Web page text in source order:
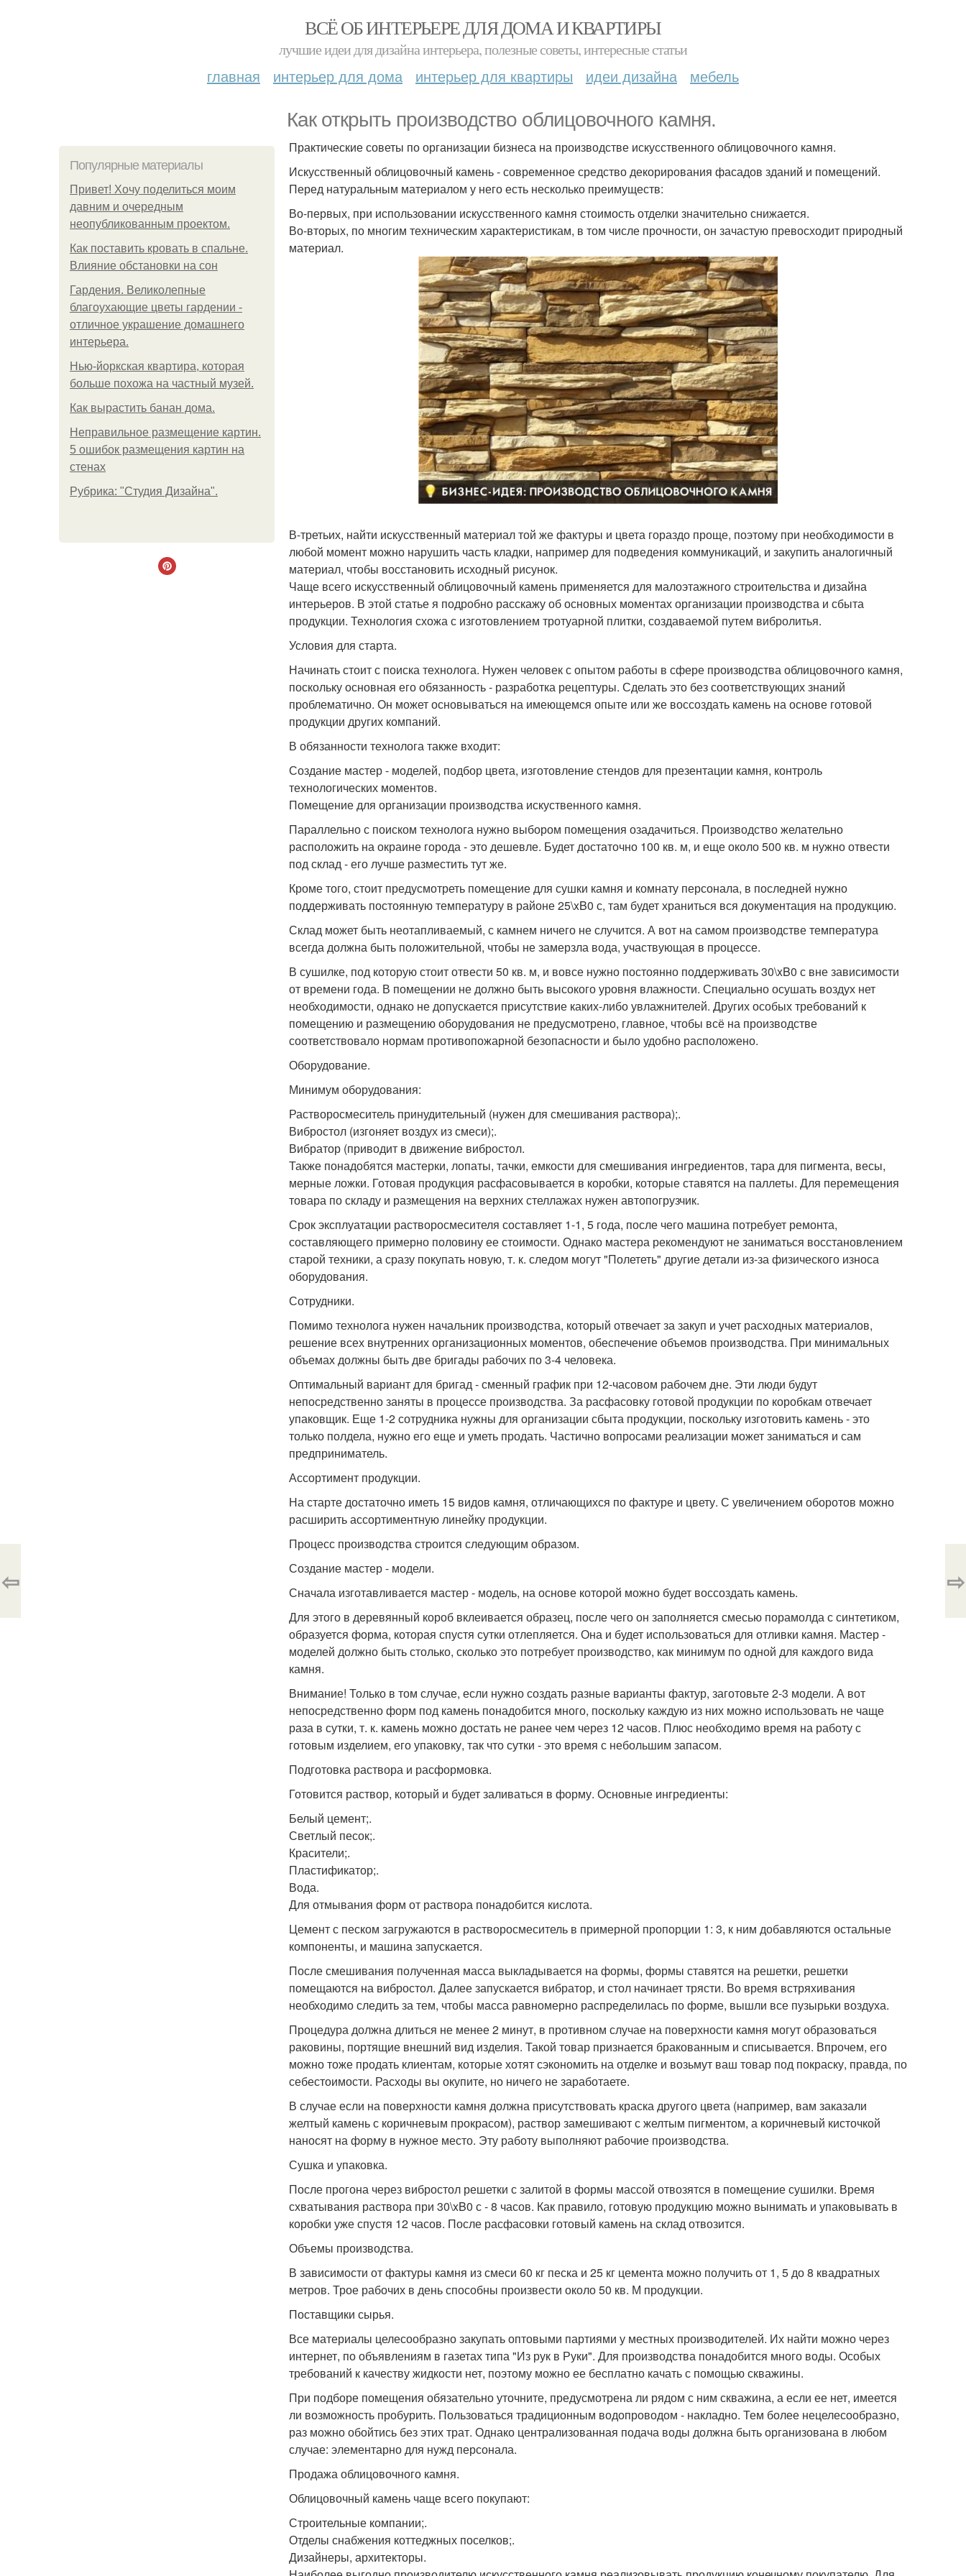
ВСЁ ОБ ИНТЕРЬЕРЕ ДЛЯ ДОМА И КВАРТИРЫ
лучшие идеи для дизайна интерьера, полезные советы, интересные статьи
главная интерьер для дома интерьер для квартиры идеи дизайна мебель
Как открыть производство облицовочного камня.
Популярные материалы
Привет! Хочу поделиться моим
давним и очередным
неопубликованным проектом.
Как поставить кровать в спальне.
Влияние обстановки на сон
Гардения. Великолепные
благоухающие цветы гардении -
отличное украшение домашнего
интерьера.
Нью-йоркская квартира, которая
больше похожа на частный музей.
Как вырастить банан дома.
Неправильное размещение картин.
5 ошибок размещения картин на
стенах
Рубрика: "Студия Дизайна".
Практические советы по организации бизнеса на производстве искусственного облицовочного камня.
Искусственный облицовочный камень - современное средство декорирования фасадов зданий и помещений.
Перед натуральным материалом у него есть несколько преимуществ:
Во-первых, при использовании искусственного камня стоимость отделки значительно снижается.
Во-вторых, по многим техническим характеристикам, в том числе прочности, он зачастую превосходит природный
материал.
В-третьих, найти искусственный материал той же фактуры и цвета гораздо проще, поэтому при необходимости в
любой момент можно нарушить часть кладки, например для подведения коммуникаций, и закупить аналогичный
материал, чтобы восстановить исходный рисунок.
Чаще всего искусственный облицовочный камень применяется для малоэтажного строительства и дизайна
интерьеров. В этой статье я подробно расскажу об основных моментах организации производства и сбыта
продукции. Технология схожа с изготовлением тротуарной плитки, создаваемой путем вибролитья.
Условия для старта.
Начинать стоит с поиска технолога. Нужен человек с опытом работы в сфере производства облицовочного камня,
поскольку основная его обязанность - разработка рецептуры. Сделать это без соответствующих знаний
проблематично. Он может основываться на имеющемся опыте или же воссоздать камень на основе готовой
продукции других компаний.
В обязанности технолога также входит:
Создание мастер - моделей, подбор цвета, изготовление стендов для презентации камня, контроль
технологических моментов.
Помещение для организации производства искуственного камня.
Параллельно с поиском технолога нужно выбором помещения озадачиться. Производство желательно
расположить на окраине города - это дешевле. Будет достаточно 100 кв. м, и еще около 500 кв. м нужно отвести
под склад - его лучше разместить тут же.
Кроме того, стоит предусмотреть помещение для сушки камня и комнату персонала, в последней нужно
поддерживать постоянную температуру в районе 25\xB0 с, там будет храниться вся документация на продукцию.
Склад может быть неотапливаемый, с камнем ничего не случится. А вот на самом производстве температура
всегда должна быть положительной, чтобы не замерзла вода, участвующая в процессе.
В сушилке, под которую стоит отвести 50 кв. м, и вовсе нужно постоянно поддерживать 30\xB0 с вне зависимости
от времени года. В помещении не должно быть высокого уровня влажности. Специально осушать воздух нет
необходимости, однако не допускается присутствие каких-либо увлажнителей. Других особых требований к
помещению и размещению оборудования не предусмотрено, главное, чтобы всё на производстве
соответствовало нормам противопожарной безопасности и было удобно расположено.
Оборудование.
Минимум оборудования:
Растворосмеситель принудительный (нужен для смешивания раствора);.
Вибростол (изгоняет воздух из смеси);.
Вибратор (приводит в движение вибростол.
Также понадобятся мастерки, лопаты, тачки, емкости для смешивания ингредиентов, тара для пигмента, весы,
мерные ложки. Готовая продукция расфасовывается в коробки, которые ставятся на паллеты. Для перемещения
товара по складу и размещения на верхних стеллажах нужен автопогрузчик.
Срок эксплуатации растворосмесителя составляет 1-1, 5 года, после чего машина потребует ремонта,
составляющего примерно половину ее стоимости. Однако мастера рекомендуют не заниматься восстановлением
старой техники, а сразу покупать новую, т. к. следом могут "Полететь" другие детали из-за физического износа
оборудования.
Сотрудники.
Помимо технолога нужен начальник производства, который отвечает за закуп и учет расходных материалов,
решение всех внутренних организационных моментов, обеспечение объемов производства. При минимальных
объемах должны быть две бригады рабочих по 3-4 человека.
Оптимальный вариант для бригад - сменный график при 12-часовом рабочем дне. Эти люди будут
непосредственно заняты в процессе производства. За расфасовку готовой продукции по коробкам отвечает
упаковщик. Еще 1-2 сотрудника нужны для организации сбыта продукции, поскольку изготовить камень - это
только полдела, нужно его еще и уметь продать. Частично вопросами реализации может заниматься и сам
предприниматель.
Ассортимент продукции.
На старте достаточно иметь 15 видов камня, отличающихся по фактуре и цвету. С увеличением оборотов можно
расширить ассортиментную линейку продукции.
Процесс производства строится следующим образом.
Создание мастер - модели.
Сначала изготавливается мастер - модель, на основе которой можно будет воссоздать камень.
Для этого в деревянный короб вклеивается образец, после чего он заполняется смесью порамолда с синтетиком,
образуется форма, которая спустя сутки отлепляется. Она и будет использоваться для отливки камня. Мастер -
моделей должно быть столько, сколько это потребует производство, как минимум по одной для каждого вида
камня.
Внимание! Только в том случае, если нужно создать разные варианты фактур, заготовьте 2-3 модели. А вот
непосредственно форм под камень понадобится много, поскольку каждую из них можно использовать не чаще
раза в сутки, т. к. камень можно достать не ранее чем через 12 часов. Плюс необходимо время на работу с
готовым изделием, его упаковку, так что сутки - это время с небольшим запасом.
Подготовка раствора и расформовка.
Готовится раствор, который и будет заливаться в форму. Основные ингредиенты:
Белый цемент;.
Светлый песок;.
Красители;.
Пластификатор;.
Вода.
Для отмывания форм от раствора понадобится кислота.
Цемент с песком загружаются в растворосмеситель в примерной пропорции 1: 3, к ним добавляются остальные
компоненты, и машина запускается.
После смешивания полученная масса выкладывается на формы, формы ставятся на решетки, решетки
помещаются на вибростол. Далее запускается вибратор, и стол начинает трясти. Во время встряхивания
необходимо следить за тем, чтобы масса равномерно распределилась по форме, вышли все пузырьки воздуха.
Процедура должна длиться не менее 2 минут, в противном случае на поверхности камня могут образоваться
раковины, портящие внешний вид изделия. Такой товар признается бракованным и списывается. Впрочем, его
можно тоже продать клиентам, которые хотят сэкономить на отделке и возьмут ваш товар под покраску, правда, по
себестоимости. Расходы вы окупите, но ничего не заработаете.
В случае если на поверхности камня должна присутствовать краска другого цвета (например, вам заказали
желтый камень с коричневым прокрасом), раствор замешивают с желтым пигментом, а коричневый кисточкой
наносят на форму в нужное место. Эту работу выполняют рабочие производства.
Сушка и упаковка.
После прогона через вибростол решетки с залитой в формы массой отвозятся в помещение сушилки. Время
схватывания раствора при 30\xB0 с - 8 часов. Как правило, готовую продукцию можно вынимать и упаковывать в
коробки уже спустя 12 часов. После расфасовки готовый камень на склад отвозится.
Объемы производства.
В зависимости от фактуры камня из смеси 60 кг песка и 25 кг цемента можно получить от 1, 5 до 8 квадратных
метров. Трое рабочих в день способны произвести около 50 кв. М продукции.
Поставщики сырья.
Все материалы целесообразно закупать оптовыми партиями у местных производителей. Их найти можно через
интернет, по объявлениям в газетах типа "Из рук в Руки". Для производства понадобится много воды. Особых
требований к качеству жидкости нет, поэтому можно ее бесплатно качать с помощью скважины.
При подборе помещения обязательно уточните, предусмотрена ли рядом с ним скважина, а если ее нет, имеется
ли возможность пробурить. Пользоваться традиционным водопроводом - накладно. Тем более нецелесообразно,
раз можно обойтись без этих трат. Однако централизованная подача воды должна быть организована в любом
случае: элементарно для нужд персонала.
Продажа облицовочного камня.
Облицовочный камень чаще всего покупают:
Строительные компании;.
Отделы снабжения коттеджных поселков;.
Дизайнеры, архитекторы.
⇦ ⇨